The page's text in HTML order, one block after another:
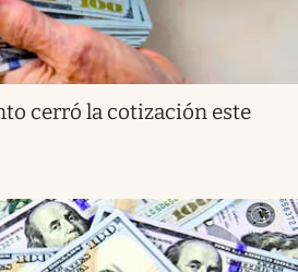
cerró la cotización este